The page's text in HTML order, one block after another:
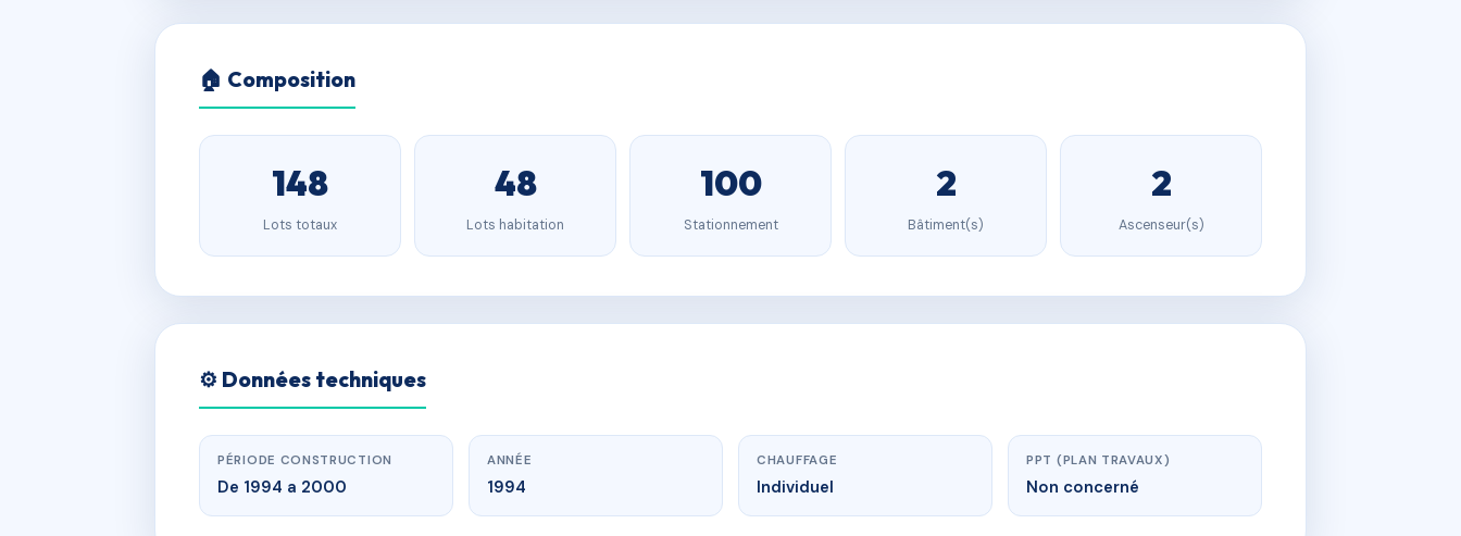
🏠 Composition
148
Lots totaux
48
Lots habitation
100
Stationnement
2
Bâtiment(s)
2
Ascenseur(s)
⚙️ Données techniques
PÉRIODE CONSTRUCTION
De 1994 a 2000
ANNÉE
1994
CHAUFFAGE
Individuel
PPT (PLAN TRAVAUX)
Non concerné